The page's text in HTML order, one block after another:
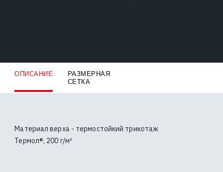
ОПИСАНИЕ
РАЗМЕРНАЯ
СЕТКА
Материал верха - термостойкий трикотаж
Термол®, 200 г/м²